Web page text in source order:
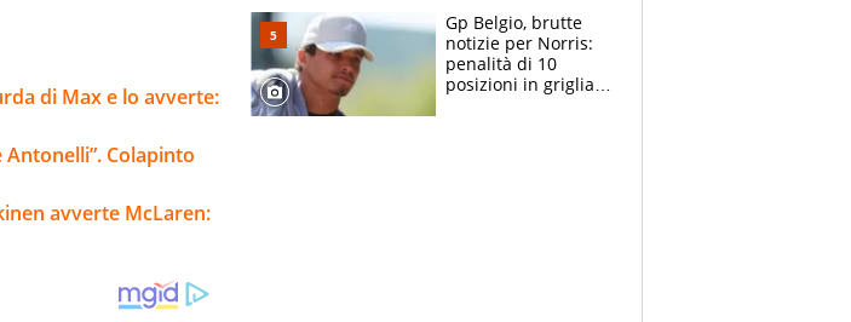
di Max e lo avverte:
Antonelli”. Colapinto
avverte McLaren:
le parolacce"
Gp Belgio, brutte
notizie per Norris:
penalità di 10
posizioni in griglia,